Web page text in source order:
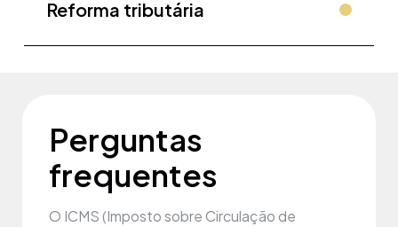
Reforma tributária
Perguntas
frequentes
O ICMS (Imposto sobre Circulação de